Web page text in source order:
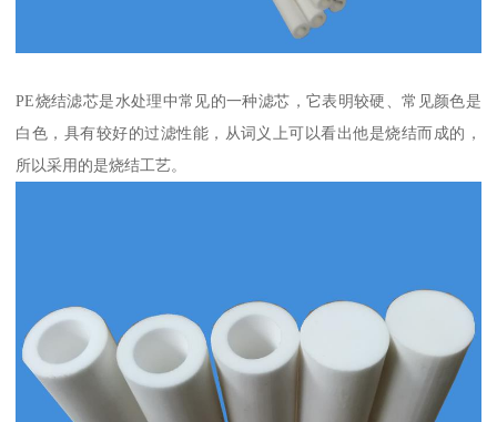
PE烧结滤芯是水处理中常见的一种滤芯，它表明较硬、常见颜色是
白色，具有较好的过滤性能，从词义上可以看出他是烧结而成的，
所以采用的是烧结工艺。